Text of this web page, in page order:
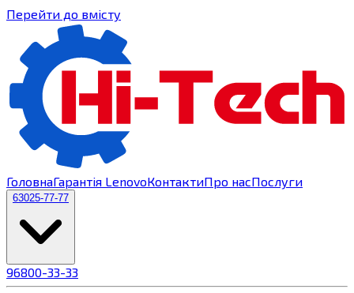
Перейти до вмісту
ГоловнаГарантія LenovoКонтактиПро насПослуги
63025-77-77
96800-33-33